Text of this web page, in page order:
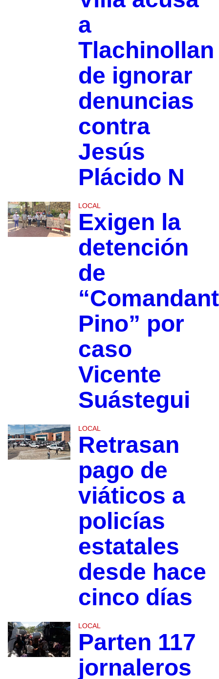
a
Tlachinollan
de ignorar
denuncias
contra
Jesús
Plácido N
LOCAL
Exigen la
detención
de
Pino” por
caso
Vicente
Suástegui
LOCAL
Retrasan
pago de
viáticos a
policías
estatales
desde hace
cinco días
LOCAL
Parten 117
jornaleros